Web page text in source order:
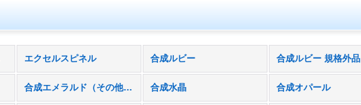
エクセルスピネル 合成ルビー 合成ルビー 規格外品
合成エメラルド（その他ベリル含む） 合成水晶 合成オパール